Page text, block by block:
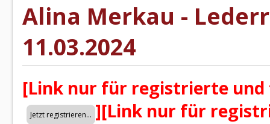
Alina Merkau -
11.03.2024
[Link nur für registrierte
][Link nur für